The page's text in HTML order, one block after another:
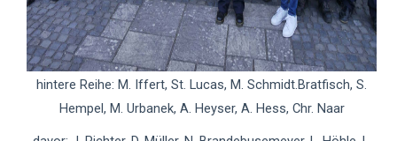
hintere Reihe: M. Iffert, St. Lucas, M. Schmidt.Bratfisch, S.
Hempel, M. Urbanek, A. Heyser, A. Hess, Chr. Naar